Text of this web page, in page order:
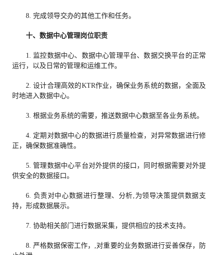
8. 完成领导交办的其他工作和任务。
十、 数据中心管理岗位职责
1. 监控数据中心、数据中心管理平台、数据交换平台的正常
运行，以及日常的管理和运维工作。
2. 设计合理高效的KTR作业，确保业务系统的数据，全面及
时地进入数据中心。
3. 根据业务系统的需要，推送数据中心数据至各业务系统。
4. 定期对数据中心的数据进行质量检查，对异常数据进行修
正，确保数据准确性。
5. 管理数据中心平台对外提供的接口，同时根据需要对外提
供安全的数据接口。
6. 负责对中心数据进行整理、分析,为领导决策提供数据支
持，形成数据展示。
7. 协助相关部门进行数据采集，提供相应的技术支持。
8. 严格数据保密工作，,对重要的业务数据进行妥善保存，防